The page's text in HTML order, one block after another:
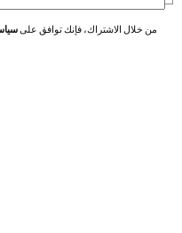
من خلال الاشتراك، فإنك توافق على